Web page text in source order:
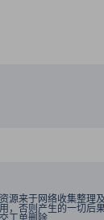
源来于网络收集整理
，否则产生的一切后